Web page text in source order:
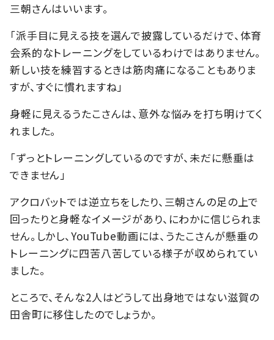
三朝さんはいいます。
「派手目に見える技を選んで披露しているだけで、体育
会系的なトレーニングをしているわけではありません。
新しい技を練習するときは筋肉痛になることもありま
すが、すぐに慣れますね」
身軽に見えるうたこさんは、意外な悩みを打ち明けてく
れました。
「ずっとトレーニングしているのですが、未だに懸垂は
できません」
アクロバットでは逆立ちをしたり、三朝さんの足の上で
回ったりと身軽なイメージがあり、にわかに信じられま
せん。しかし、YouTube動画には、うたこさんが懸垂の
トレーニングに四苦八苦している様子が収められてい
ました。
ところで、そんな2人はどうして出身地ではない滋賀の
田舎町に移住したのでしょうか。